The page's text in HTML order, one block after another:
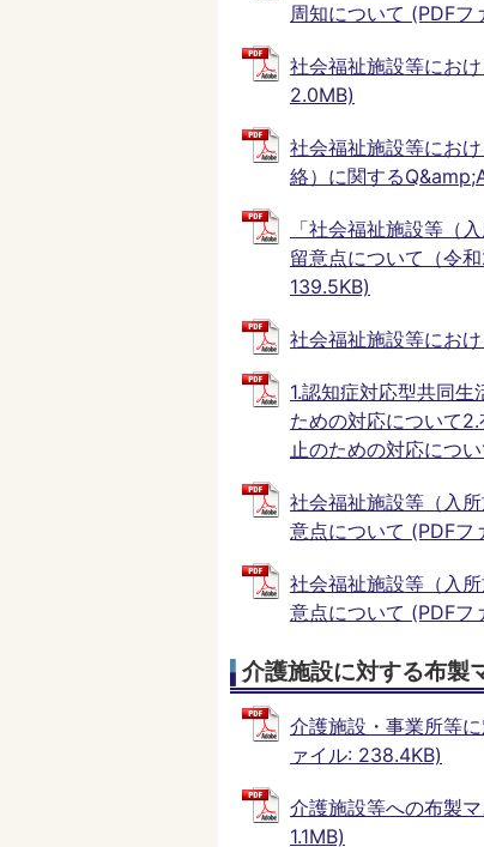
周知について (PDFフ
社会福祉施設等にお
2.0MB)
社会福祉施設等にお
絡）に関する
「社会福祉施設等（
留意点について（令
139.5KB)
社会福祉施設等にお
1.認知症対応型共同
ための対応について
止のための対応につ
社会福祉施設等（入
意点について (PDFフ
社会福祉施設等（入
意点について (PDFフ
介護施設に対する布製
介護施設・事業所等
ァイル: 238.4KB)
介護施設等への布製
1.1MB)